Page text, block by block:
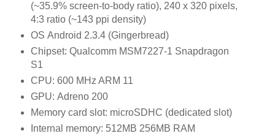
(~35.9% screen-to-body ratio), 240 x 320 pixels,
4:3 ratio (~143 ppi density)
OS Android 2.3.4 (Gingerbread)
Chipset: Qualcomm MSM7227-1 Snapdragon
S1
CPU: 600 MHz ARM 11
GPU: Adreno 200
Memory card slot: microSDHC (dedicated slot)
Internal memory: 512MB 256MB RAM